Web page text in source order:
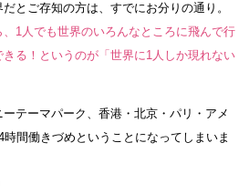
とご存知の方は、すでにお分りの通り。
1人でも世界のいろんなところに飛んで行
る！というのが「世界に1人しか現れない
テーマパーク、香港・北京・パリ・アメ
間働きづめということになってしまいま